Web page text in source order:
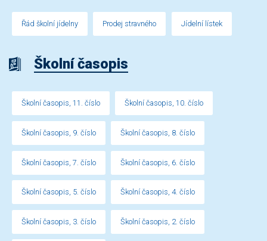
Řád školní jídelny Prodej stravného Jídelní lístek
Školní časopis
Školní časopis, 11. číslo Školní časopis, 10. číslo
Školní časopis, 9. číslo Školní časopis, 8. číslo
Školní časopis, 7. číslo Školní časopis, 6. číslo
Školní časopis, 5. číslo Školní časopis, 4. číslo
Školní časopis, 3. číslo Školní časopis, 2. číslo